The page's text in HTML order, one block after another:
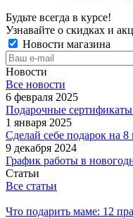
Будьте всегда в курсе!
Узнавайте о скидках и
Новости магазина
Новости
Все новости
6 февраля 2025
Подарочные
1 января 2025
Сделай себе подарок на 8
9 декабря 2024
График работы в
Статьи
Все статьи
Что подарить маме: 12